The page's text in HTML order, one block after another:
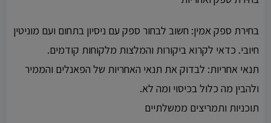
בחירת ספק אמין: חשוב לבחור ספק עם ניסיון בתחום ועם מוניטין
חיובי. כדאי לקרוא ביקורות והמלצות מלקוחות קודמים.
תנאי אחריות: לבדוק את תנאי האחריות של הפאנלים והממיר
ולהבין מה כלול בכיסוי ומה לא.
תוכניות ותמריצים ממשלתיים